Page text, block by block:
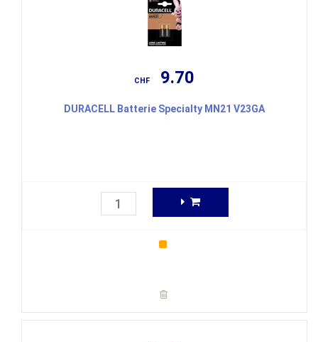
CHF 9.70
DURACELL Batterie Specialty MN21 V23GA